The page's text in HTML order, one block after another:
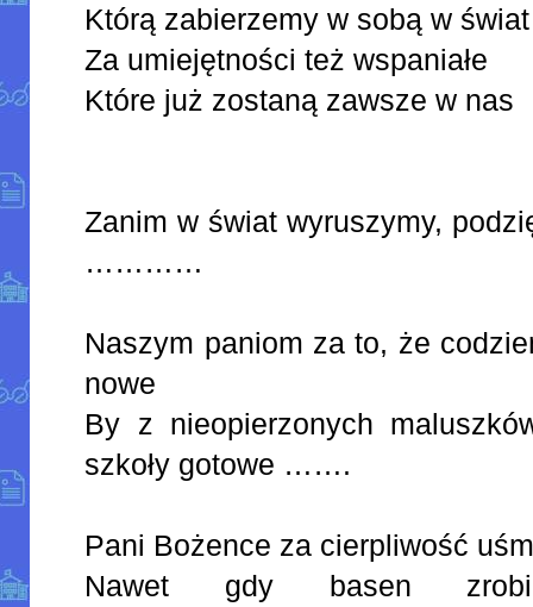
Którą zabierzemy w sobą w świat
Za umiejętności też wspaniałe
Które już zostaną zawsze w nas
Zanim w świat wyruszymy,
…………
Naszym paniom za to, że
nowe
By z nieopierzonych
szkoły gotowe …….
Pani Bożence za cierpliwość
Nawet gdy basen